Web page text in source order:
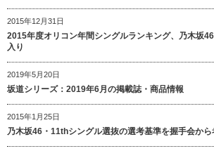
2015年12月31日
2015年度オリコン年間シングルランキング、乃木坂
入り
2019年5月20日
坂道シリーズ：2019年6月の掲載誌・商品情報
2015年1月25日
乃木坂46・11thシングル選抜の選考基準を握手会から